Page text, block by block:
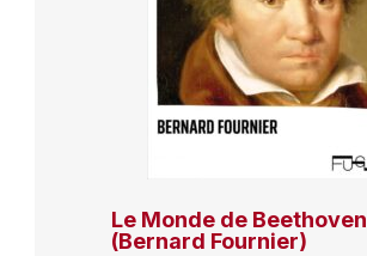
Le Monde de Beethoven
(Bernard Fournier)